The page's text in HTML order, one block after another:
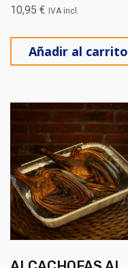
10,95 € IVA incl.
Añadir al carrito